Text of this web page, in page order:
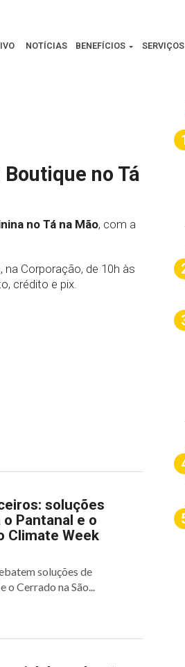
NOTÍCIAS BENEFÍCIOS SERVIÇOS
no Tá
no Tá na Mão, com a
Corporação, de 10h às
crédito e pix.
soluções
Pantanal e o
Climate Week
soluções de
o Cerrado na São...